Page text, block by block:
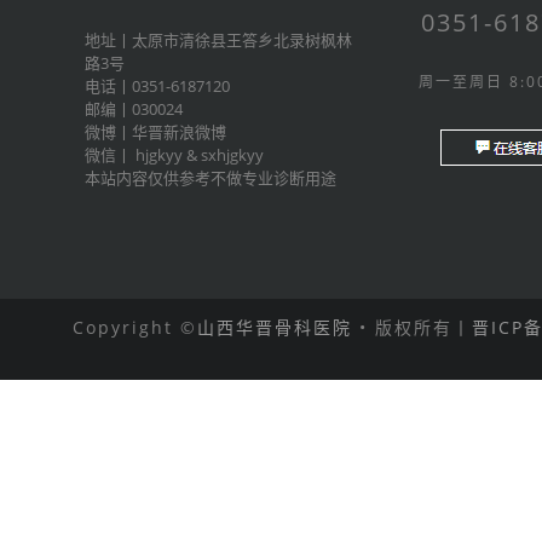
地址丨太原市清徐县王答乡北录树枫林
路3号
电话丨0351-6187120
邮编丨030024
微博丨 华晋新浪微博
微信丨 hjgkyy & sxhjgkyy
本站内容仅供参考不做专业诊断用途
0351-
周一至周日
Copyright © 山西华晋骨科医院 • 版权所有丨 晋ICP